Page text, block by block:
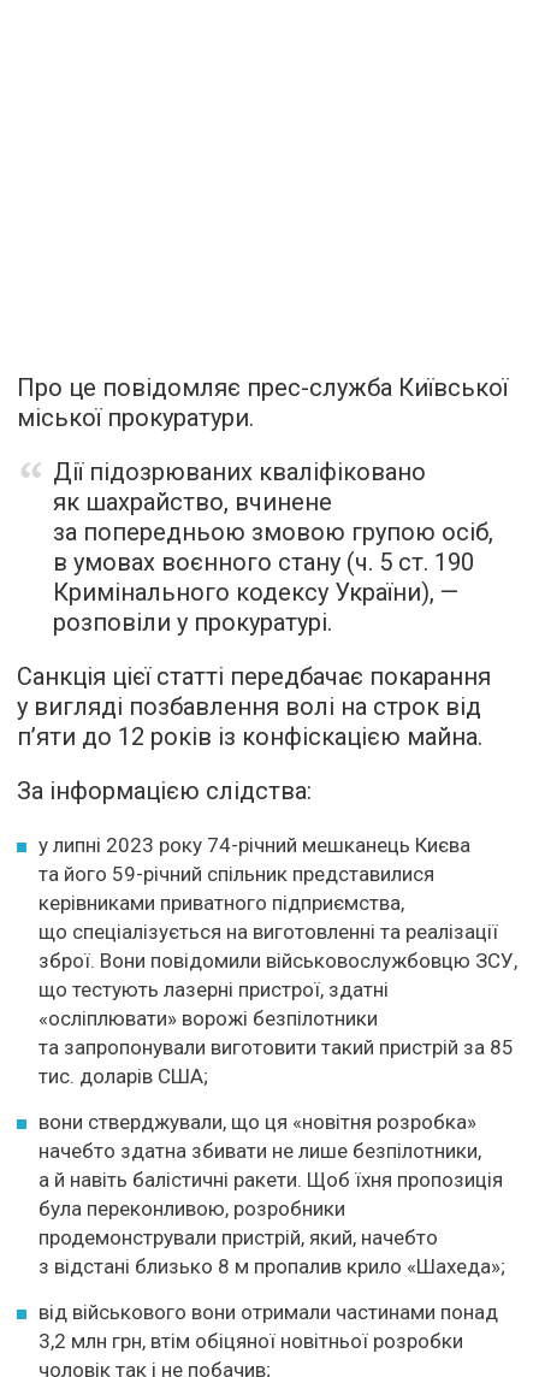
Про це повідомляє прес-служба Київської
міської прокуратури.
Дії підозрюваних кваліфіковано
як шахрайство, вчинене
за попередньою змовою групою осіб,
в умовах воєнного стану (ч. 5 ст. 190
Кримінального кодексу України), —
розповіли у прокуратурі.
Санкція цієї статті передбачає покарання
у вигляді позбавлення волі на строк від
п’яти до 12 років із конфіскацією майна.
За інформацією слідства:
у липні 2023 року 74-річний мешканець Києва
та його 59-річний спільник представилися
керівниками приватного підприємства,
що спеціалізується на виготовленні та реалізації
зброї. Вони повідомили військовослужбовцю ЗСУ,
що тестують лазерні пристрої, здатні
«осліплювати» ворожі безпілотники
та запропонували виготовити такий пристрій за 85
тис. доларів США;
вони стверджували, що ця «новітня розробка»
начебто здатна збивати не лише безпілотники,
а й навіть балістичні ракети. Щоб їхня пропозиція
була переконливою, розробники
продемонстрували пристрій, який, начебто
з відстані близько 8 м пропалив крило «Шахеда»;
від військового вони отримали частинами понад
3,2 млн грн, втім обіцяної новітньої розробки
чоловік так і не побачив;